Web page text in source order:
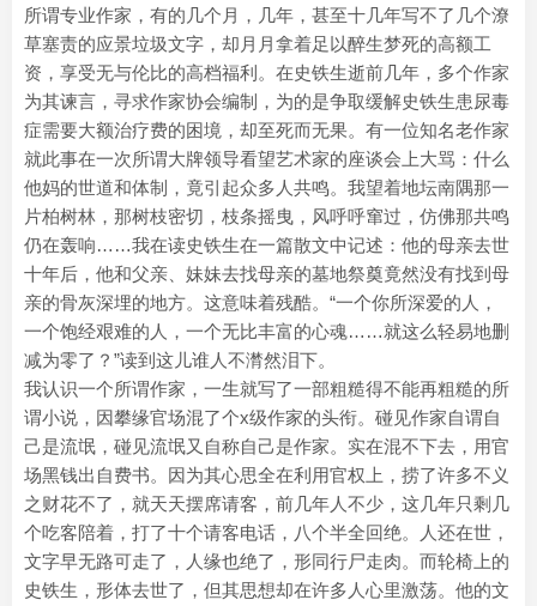
所谓专业作家，有的几个月，几年，甚至十几年写不了几个潦
草塞责的应景垃圾文字，却月月拿着足以醉生梦死的高额工
资，享受无与伦比的高档福利。在史铁生逝前几年，多个作家
为其谏言，寻求作家协会编制，为的是争取缓解史铁生患尿毒
症需要大额治疗费的困境，却至死而无果。有一位知名老作家
就此事在一次所谓大牌领导看望艺术家的座谈会上大骂：什么
他妈的世道和体制，竟引起众多人共鸣。我望着地坛南隅那一
片柏树林，那树枝密切，枝条摇曳，风呼呼窜过，仿佛那共鸣
仍在轰响……我在读史铁生在一篇散文中记述：他的母亲去世
十年后，他和父亲、妹妹去找母亲的墓地祭奠竟然没有找到母
亲的骨灰深埋的地方。这意味着残酷。“一个你所深爱的人，
一个饱经艰难的人，一个无比丰富的心魂……就这么轻易地删
减为零了？”读到这儿谁人不潸然泪下。
我认识一个所谓作家，一生就写了一部粗糙得不能再粗糙的所
谓小说，因攀缘官场混了个x级作家的头衔。碰见作家自谓自
己是流氓，碰见流氓又自称自己是作家。实在混不下去，用官
场黑钱出自费书。因为其心思全在利用官权上，捞了许多不义
之财花不了，就天天摆席请客，前几年人不少，这几年只剩几
个吃客陪着，打了十个请客电话，八个半全回绝。人还在世，
文字早无路可走了，人缘也绝了，形同行尸走肉。而轮椅上的
史铁生，形体去世了，但其思想却在许多人心里激荡。他的文